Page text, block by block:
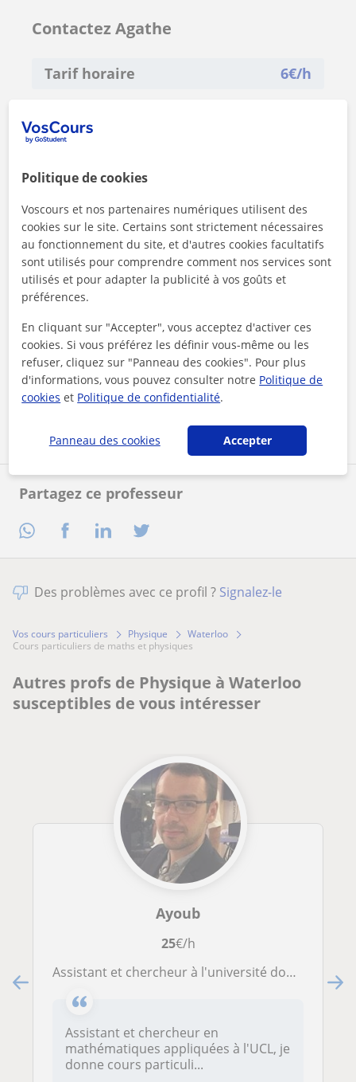
Partagez ce professeur
Contactez Agathe
Tarif horaire 6€/h
En cliquant sur l'un des deux boutons, vous acceptez nos
mentions légales et deconfidentialité
Contacter maintenant
Des problèmes avec ce profil ? Signalez-le
Vos cours particuliers Physique
Waterloo
cours particuliers de maths et physiques
Autres profs de Physique à Waterloo
susceptibles de vous intéresser
Ayoub
25€/h
Assistant et chercheur à l'université donne cours de Physique pour tous
Assistant et chercheur en
mathématiques appliquées à l'UCL, je
donne cours particuli...
Politique de cookies
Voscours et nos partenaires numériques utilisent des
cookies sur le site. Certains sont strictement nécessaires
au fonctionnement du site, et d'autres cookies facultatifs
sont utilisés pour comprendre comment nos services sont
utilisés et pour adapter la publicité à vos goûts et
préférences.
En cliquant sur "Accepter", vous acceptez d'activer ces
cookies. Si vous préférez les définir vous-même ou les
refuser, cliquez sur "Panneau des cookies". Pour plus
d'informations, vous pouvez consulter notre Politique de
cookies et Politique de confidentialité.
Panneau des cookies Accepter